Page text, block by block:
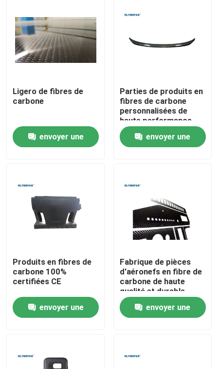
À la maison
Vidéos
Visite de l'usine
Nous contacter
Nouvelles
Autoclave d'AAC
Ligero de fibres de
carbone
envoyer une
Parties de produits en
fibres de carbone
personnalisées de
haute performance
pour les industries
médicale et
automobile
envoyer une
Produits en fibres de
carbone 100%
certifiées CE
envoyer une
Fabrique de pièces
d'aéronefs en fibre de
carbone de haute
qualité et durable
envoyer une